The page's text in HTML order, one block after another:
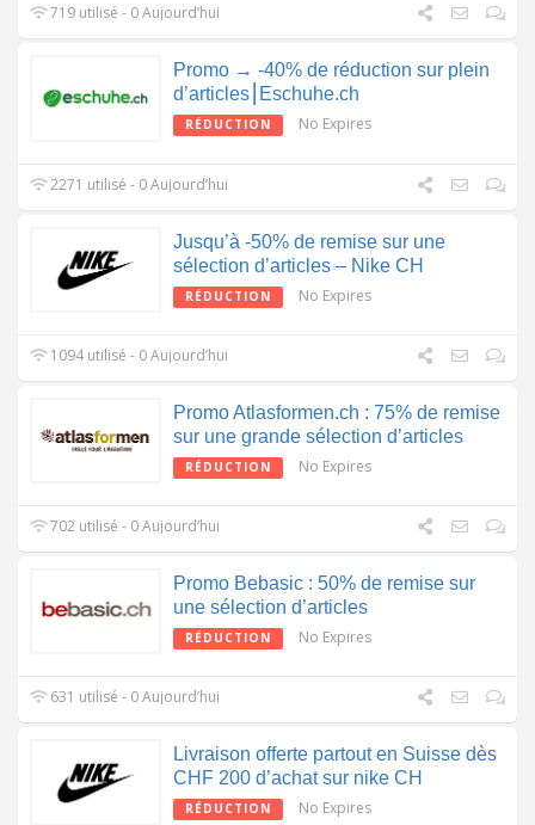
719 utilisé - 0 Aujourd’hui
Promo → -40% de réduction sur plein
d’articles⎮Eschuhe.ch
RÉDUCTION No Expires
2271 utilisé - 0 Aujourd’hui
Jusqu’à -50% de remise sur une
sélection d’articles – Nike CH
RÉDUCTION No Expires
1094 utilisé - 0 Aujourd’hui
Promo Atlasformen.ch : 75% de remise
sur une grande sélection d’articles
RÉDUCTION No Expires
702 utilisé - 0 Aujourd’hui
Promo Bebasic : 50% de remise sur
une sélection d’articles
RÉDUCTION No Expires
631 utilisé - 0 Aujourd’hui
Livraison offerte partout en Suisse dès
CHF 200 d’achat sur nike CH
RÉDUCTION No Expires